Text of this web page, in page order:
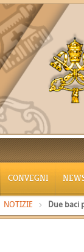
CONVEGNI
NOTIZIE Due baci